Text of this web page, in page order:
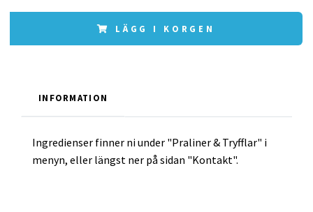
LÄGG I KORGEN
INFORMATION
Ingredienser finner ni under "Praliner & Tryfflar" i
menyn, eller längst ner på sidan "Kontakt".